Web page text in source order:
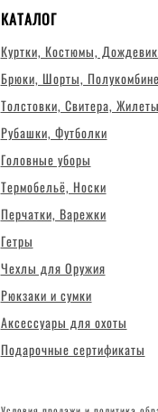
КАТАЛОГ
Куртки, Костюмы,
Брюки, Шорты,
Толстовки, Свитера, Жилеты
Рубашки, Футболки
Головные уборы
Термобельё, Носки
Перчатки, Варежки
Гетры
Чехлы для Оружия
Рюкзаки и сумки
Аксессуары для охоты
Подарочные сертификаты